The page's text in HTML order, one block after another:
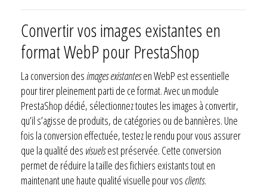
Convertir vos images existantes en
format WebP pour PrestaShop
La conversion desimages existantesen WebP est essentielle
pour tirer pleinement parti de ce format. Avec un module
PrestaShop dédié, sélectionnez toutes les images à convertir,
qu’il s’agisse de produits, de catégories ou de bannières. Une
fois la conversion effectuée, testez le rendu pour vous assurer
que la qualité des visuelsest préservée. Cette conversion
permet de réduire la taille des fichiers existants tout en
maintenant une haute qualité visuelle pour vos clients.